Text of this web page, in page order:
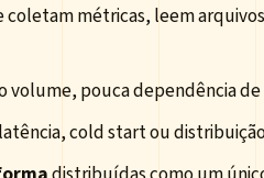
coletam métricas, leem
volume, pouca dependência
cold start ou